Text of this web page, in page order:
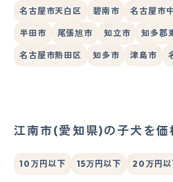
名古屋市天白区 碧南市 名古屋市
半田市 尾張旭市 知立市 知多郡
名古屋市熱田区 知多市 津島市
江南市(愛知県)の子犬を価
10万円以下 15万円以下 20万円以